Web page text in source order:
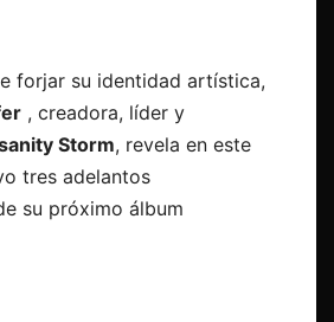
forjar su identidad artística,
, creadora, líder y
Storm, revela en este
tres adelantos
su próximo álbum